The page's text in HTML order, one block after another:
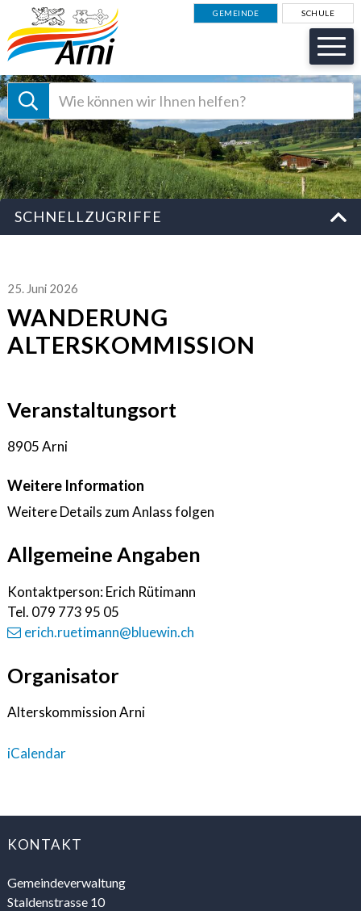
NAVIGIEREN IN GEMEINDE
Schnellnavigation GEMEINDE SCHULE
Suchbegriff
Suche starten
SCHNELLZUGRIFFE
WANDERUNG
ALTERSKOMMISSION
25. Juni 2026
Veranstaltungsort
8905 Arni
Weitere Information
Weitere Details zum Anlass folgen
Allgemeine Angaben
Kontaktperson: Erich Rütimann
Tel. 079 773 95 05
erich.ruetimann@bluewin.ch
Organisator
Alterskommission Arni
iCalendar
KONTAKT
Gemeindeverwaltung
Staldenstrasse 10